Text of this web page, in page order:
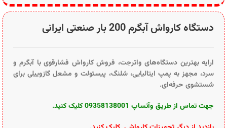
دستگاه کارواش آبگرم 200 بار صنعتی ایرانی
ارایه بهترین دستگاه‌های واترجت، فروش کارواش فشارقوی با آبگرم و
سرد، مجهز به پمپ ایتالیایی، شلنگ، پیستولت و مشعل گازوییلی برای
شستشوی حرفه‌ای.
جهت تماس از طریق وآتساپ 09358138001 کلیک کنید.